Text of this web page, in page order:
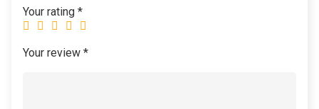
Your rating *
Your review *